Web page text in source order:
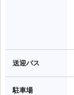
送迎バス
駐車場